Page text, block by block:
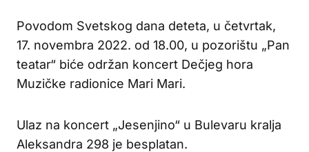
Povodom Svetskog dana deteta, u četvrtak,
17. novembra 2022. od 18.00, u pozorištu „Pan
teatar“ biće održan koncert Dečjeg hora
Muzičke radionice Mari Mari.
Ulaz na koncert „Jesenjino“ u Bulevaru kralja
Aleksandra 298 je besplatan.